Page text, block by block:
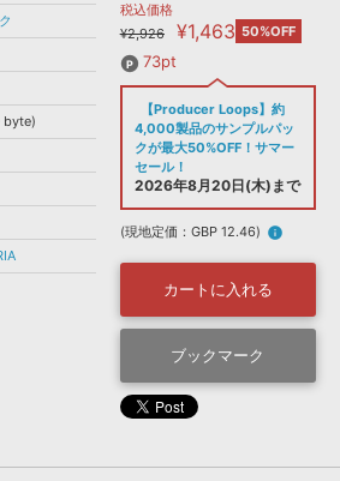
ル »
音楽カード
楽曲配信流通サービス
無償のサウンド管理ソフト
次世代型 ボーカル・エディタ
映像のBGM・セリフを音声分離
グイン・エフェクト
ル 効果音
byte)
税込価格
¥2,926
¥1,463 50%OFF
73pt
【Producer Loops】約
4,000製品のサンプルパッ
クが最大50%OFF！サマー
セール！
2026年8月20日(木)まで
(現地定価：GBP 12.46) info
カートに入れる
ブックマーク